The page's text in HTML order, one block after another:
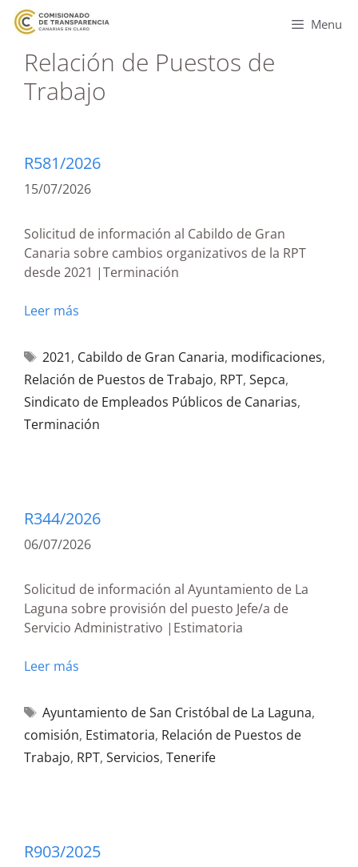
Menu
Relación de Puestos de
Trabajo
R581/2026
15/07/2026
Solicitud de información al Cabildo de Gran
Canaria sobre cambios organizativos de la RPT
desde 2021 |Terminación
Leer más
2021, Cabildo de Gran Canaria, modificaciones,
Relación de Puestos de Trabajo, RPT, Sepca,
Sindicato de Empleados Públicos de Canarias,
Terminación
R344/2026
06/07/2026
Solicitud de información al Ayuntamiento de La
Laguna sobre provisión del puesto Jefe/a de
Servicio Administrativo |Estimatoria
Leer más
Ayuntamiento de San Cristóbal de La Laguna,
comisión, Estimatoria, Relación de Puestos de
Trabajo, RPT, Servicios, Tenerife
R903/2025